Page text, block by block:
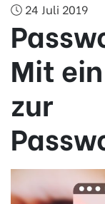
24 Juli 2019
Mit
zur